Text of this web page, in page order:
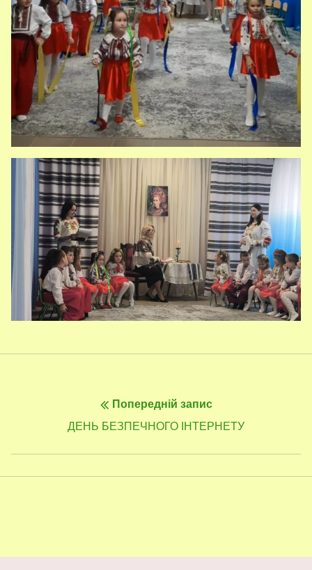
записів
Попередній запис
Попередній
ДЕНЬ БЕЗПЕЧНОГО ІНТЕРНЕТУ